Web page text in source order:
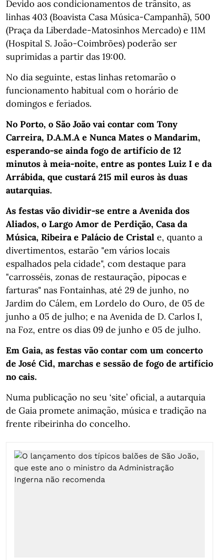
Devido aos condicionamentos de trânsito, as
linhas 403 (Boavista Casa Música-Campanhã), 500
(Praça da Liberdade-Matosinhos Mercado) e 11M
(Hospital S. João-Coimbrões) poderão ser
suprimidas a partir das 19:00.
No dia seguinte, estas linhas retomarão o
funcionamento habitual com o horário de
domingos e feriados.
No Porto, o São João vai contar com Tony
Carreira, D.A.M.A e Nunca Mates o Mandarim,
esperando-se ainda fogo de artifício de 12
minutos à meia-noite, entre as pontes Luiz I e da
Arrábida, que custará 215 mil euros às duas
autarquias.
As festas vão dividir-se entre a Avenida dos
Aliados, o Largo Amor de Perdição, Casa da
Música, Ribeira e Palácio de Cristal e, quanto a
divertimentos, estarão "em vários locais
espalhados pela cidade", com destaque para
"carrosséis, zonas de restauração, pipocas e
farturas" nas Fontainhas, até 29 de junho, no
Jardim do Cálem, em Lordelo do Ouro, de 05 de
junho a 05 de julho; e na Avenida de D. Carlos I,
na Foz, entre os dias 09 de junho e 05 de julho.
Em Gaia, as festas vão contar com um concerto
de José Cid, marchas e sessão de fogo de artifício
no cais.
Numa publicação no seu ‘site’ oficial, a autarquia
de Gaia promete animação, música e tradição na
frente ribeirinha do concelho.